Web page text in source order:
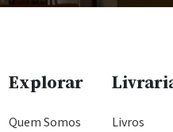
Explorar
Quem Somos
Livros